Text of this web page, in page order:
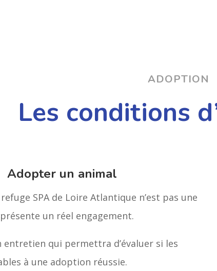
ADOPTION
Les conditions
Adopter un animal
SPA de Loire Atlantique n’est pas une
un réel engagement.
entretien qui permettra d’évaluer si les
à une adoption réussie.